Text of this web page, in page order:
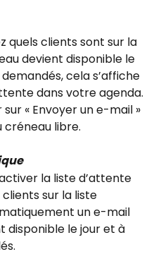
quels clients sont sur la
devient disponible le
cela s’affiche
dans votre agenda.
« Envoyer un e-mail »
libre.
la liste d’attente
sur la liste
un e-mail
disponible le jour et à